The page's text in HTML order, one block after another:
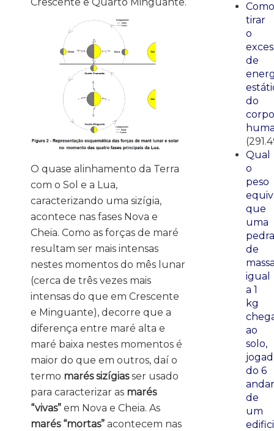
O quase alinhamento da Terra
com o Sol e a Lua,
caracterizando uma sizígia,
acontece nas fases Nova e
Cheia. Como as forças de maré
resultam ser mais intensas
nestes momentos do mês lunar
(cerca de três vezes mais
intensas do que em Crescente
e Minguante), decorre que a
diferença entre maré alta e
maré baixa nestes momentos é
maior do que em outros, daí o
termo marés sizígiasser usado
para caracterizar as marés
“vivas” em Nova e Cheia. As
marés “mortas” acontecem nas
Como
tirar
o
de
do
corpo
Qual
o
peso
que
uma
pedra
de
igual
a 1
kg
ao
solo,
do 6
andar
de
um